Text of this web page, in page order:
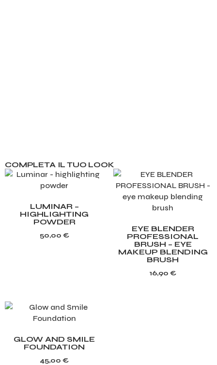
COMPLETA IL TUO LOOK
LUMINAR –
HIGHLIGHTING
POWDER
50,00 €
EYE BLENDER
PROFESSIONAL
BRUSH – EYE
MAKEUP BLENDING
BRUSH
16,90 €
GLOW AND SMILE
FOUNDATION
45,00 €